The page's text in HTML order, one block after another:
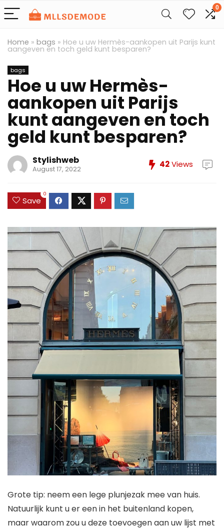
0
Home » bags » Hoe u uw Hermès-aankopen uit Parijs kunt
aangeven en toch geld kunt besparen?
bags
Hoe u uw Hermès-
aankopen uit Parijs
kunt aangeven en toch
geld kunt besparen?
Stylishweb
August 17, 2022 42Views
Save
0
Grote tip: neem een ​​lege plunjezak mee van huis.
Natuurlijk kunt u er een in het buitenland kopen,
maar waarom zou u deze toevoegen aan uw lijst met